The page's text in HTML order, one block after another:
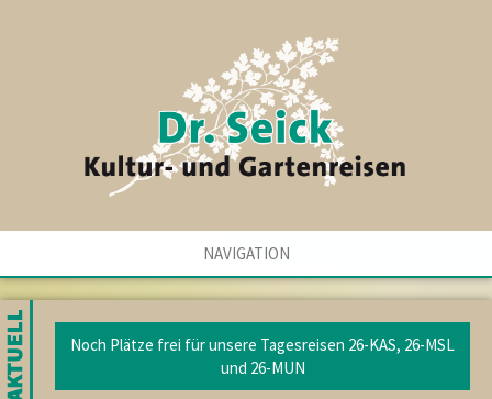
NAVIGATION
Noch Plätze frei für unsere Tagesreisen 26-KAS, 26-MSL
und 26-MUN